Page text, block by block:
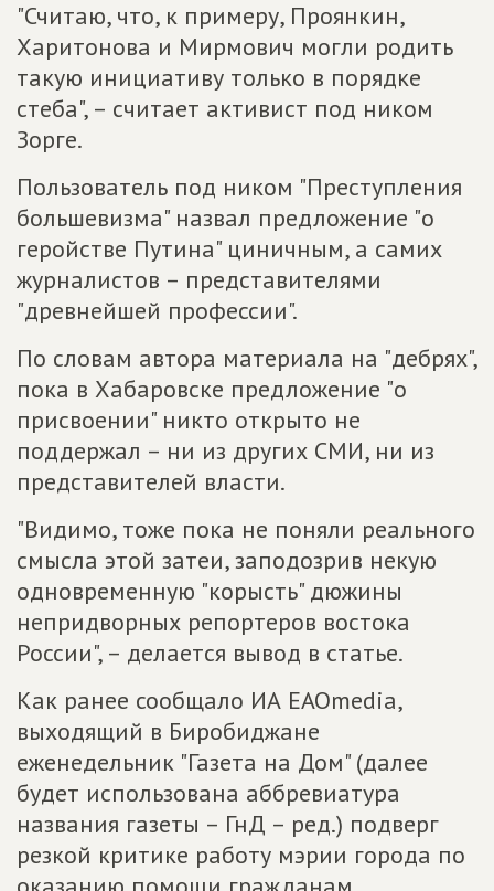
"Считаю, что, к примеру, Проянкин,
Харитонова и Мирмович могли родить
такую инициативу только в порядке
стеба", – считает активист под ником
Зорге.
Пользователь под ником "Преступления
большевизма" назвал предложение "о
геройстве Путина" циничным, а самих
журналистов – представителями
"древнейшей профессии".
По словам автора материала на "дебрях",
пока в Хабаровске предложение "о
присвоении" никто открыто не
поддержал – ни из других СМИ, ни из
представителей власти.
"Видимо, тоже пока не поняли реального
смысла этой затеи, заподозрив некую
одновременную "корысть" дюжины
непридворных репортеров востока
России", – делается вывод в статье.
Как ранее сообщало ИА ЕАОmedia,
выходящий в Биробиджане
еженедельник "Газета на Дом" (далее
будет использована аббревиатура
названия газеты – ГнД – ред.) подверг
резкой критике работу мэрии города по